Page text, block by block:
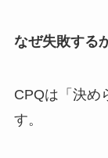
なぜ失敗する
CPQは「決め
す。